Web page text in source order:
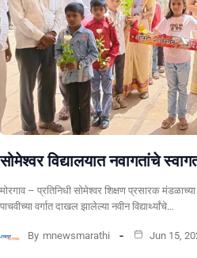
सोमेश्वर विद्यालयात नवागतांचे
मोरगाव – प्रतिनिधी सोमेश्वर शिक्षण प्रसारक
पाचवीच्या वर्गात दाखल झालेल्या नवीन विद्यार्थ्यांचे…
By mnewsmarathi Jun 15,